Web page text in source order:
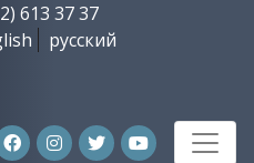
613 37 37
русский